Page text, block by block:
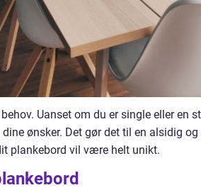
Uanset om du er single eller en
ønsker. Det gør det til en alsidig
plankebord vil være helt unikt.